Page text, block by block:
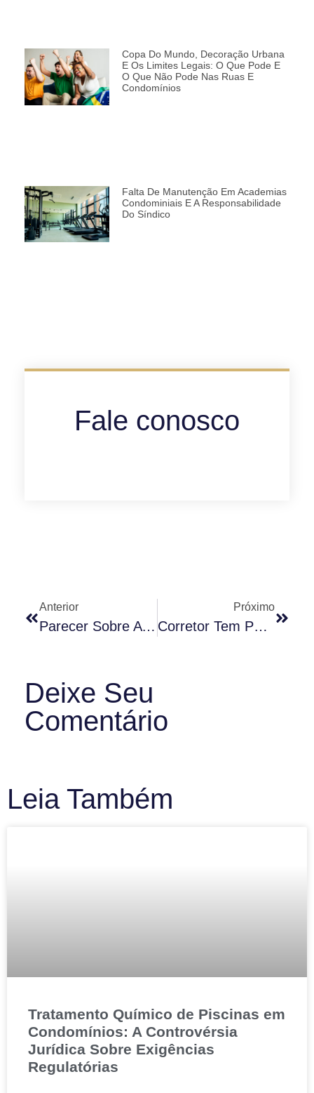
Copa Do Mundo, Decoração Urbana
E Os Limites Legais: O Que Pode E
O Que Não Pode Nas Ruas E
Condomínios
Falta De Manutenção Em Academias
Condominiais E A Responsabilidade
Do Síndico
Fale conosco
Anterior
Parecer Sobre A Manutenção De Animais Em Condomínios Aspectos Legais E Práticos
Próximo
Corretor Tem Papel Importante Na Negociação Do Reajuste Do Aluguel
Deixe Seu
Comentário
Leia Também
Tratamento Químico de Piscinas em
Condomínios: A Controvérsia
Jurídica Sobre Exigências
Regulatórias